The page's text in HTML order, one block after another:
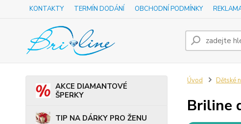
KONTAKTY TERMÍN DODÁNÍ OBCHODNÍ PODMÍNKY
AKCE DIAMANTOVÉ
ŠPERKY
TIP NA DÁRKY PRO ŽENU
Úvod Dětské
Briline